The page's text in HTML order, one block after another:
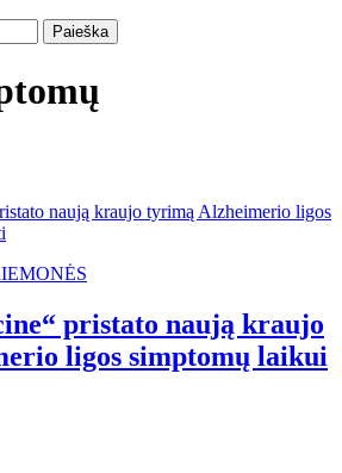
pristato naują kraujo
ligos simptomų laikui